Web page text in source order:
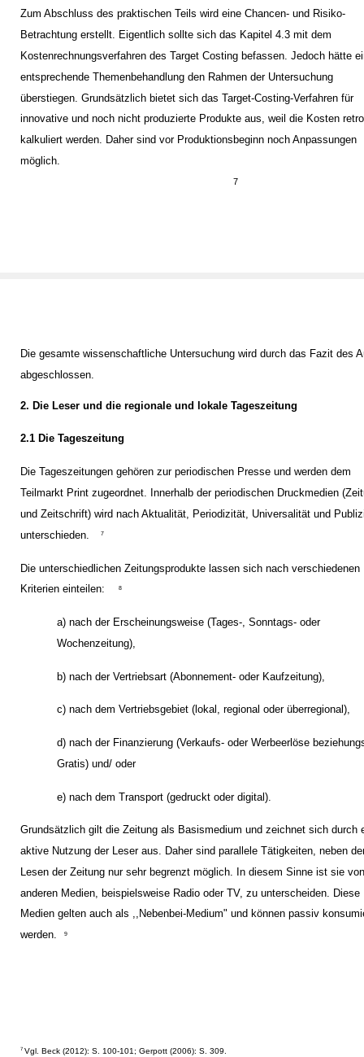
7
Zum Abschluss des praktischen Teils wird eine Chancen- und Risiko-
Betrachtung erstellt. Eigentlich sollte sich das Kapitel 4.3 mit dem
Kostenrechnungsverfahren des Target Costing befassen. Jedoch hätte
entsprechende Themenbehandlung den Rahmen der Untersuchung
überstiegen. Grundsätzlich bietet sich das Target-Costing-Verfahren für
innovative und noch nicht produzierte Produkte aus, weil die Kosten
kalkuliert werden. Daher sind vor Produktionsbeginn noch Anpassungen
möglich.
Die gesamte wissenschaftliche Untersuchung wird durch das Fazit des
abgeschlossen.
2. Die Leser und die regionale und lokale Tageszeitung
2.1 Die Tageszeitung
Die Tageszeitungen gehören zur periodischen Presse und werden dem
Teilmarkt Print zugeordnet. Innerhalb der periodischen Druckmedien
und Zeitschrift) wird nach Aktualität, Periodizität, Universalität und
unterschieden.
7
Die unterschiedlichen Zeitungsprodukte lassen sich nach verschiedenen
Kriterien einteilen:
8
a) nach der Erscheinungsweise (Tages-, Sonntags- oder
Wochenzeitung),
b) nach der Vertriebsart (Abonnement- oder Kaufzeitung),
c) nach dem Vertriebsgebiet (lokal, regional oder überregional),
d) nach der Finanzierung (Verkaufs- oder Werbeerlöse
Gratis) und/ oder
e) nach dem Transport (gedruckt oder digital).
Grundsätzlich gilt die Zeitung als Basismedium und zeichnet sich durch
aktive Nutzung der Leser aus. Daher sind parallele Tätigkeiten, neben
Lesen der Zeitung nur sehr begrenzt möglich. In diesem Sinne ist sie
anderen Medien, beispielsweise Radio oder TV, zu unterscheiden. Diese
Medien gelten auch als ,,Nebenbei-Medium" und können passiv
werden.
9
7 Vgl. Beck (2012): S. 100-101; Gerpott (2006): S. 309.